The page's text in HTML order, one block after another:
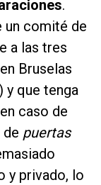
.
un comité de
a las tres
Bruselas
y que tenga
caso de
puertas
y privado, lo